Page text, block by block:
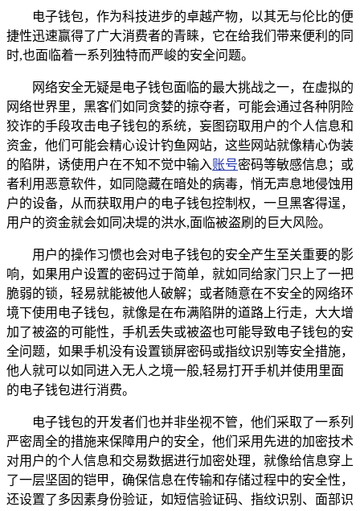
电子钱包，作为科技进步的卓越产物，以其无与伦比的便
捷性迅速赢得了广大消费者的青睐，它在给我们带来便利的同
时,也面临着一系列独特而严峻的安全问题。
网络安全无疑是电子钱包面临的最大挑战之一，在虚拟的
网络世界里，黑客们如同贪婪的掠夺者，可能会通过各种阴险
狡诈的手段攻击电子钱包的系统，妄图窃取用户的个人信息和
资金，他们可能会精心设计钓鱼网站，这些网站就像精心伪装
的陷阱，诱使用户在不知不觉中输入账号密码等敏感信息；或
者利用恶意软件，如同隐藏在暗处的病毒，悄无声息地侵蚀用
户的设备，从而获取用户的电子钱包控制权，一旦黑客得逞，
用户的资金就会如同决堤的洪水,面临被盗刷的巨大风险。
用户的操作习惯也会对电子钱包的安全产生至关重要的影
响，如果用户设置的密码过于简单，就如同给家门只上了一把
脆弱的锁，轻易就能被他人破解；或者随意在不安全的网络环
境下使用电子钱包，就像是在布满陷阱的道路上行走，大大增
加了被盗的可能性，手机丢失或被盗也可能导致电子钱包的安
全问题，如果手机没有设置锁屏密码或指纹识别等安全措施，
他人就可以如同进入无人之境一般,轻易打开手机并使用里面
的电子钱包进行消费。
电子钱包的开发者们也并非坐视不管，他们采取了一系列
严密周全的措施来保障用户的安全，他们采用先进的加密技术
对用户的个人信息和交易数据进行加密处理，就像给信息穿上
了一层坚固的铠甲，确保信息在传输和存储过程中的安全性，
还设置了多因素身份验证，如短信验证码、指纹识别、面部识